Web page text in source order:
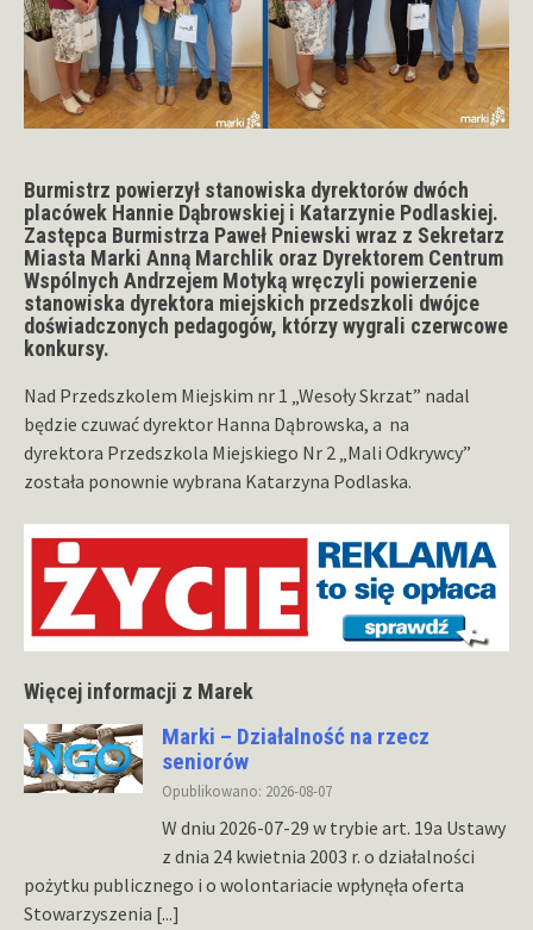
Burmistrz powierzył stanowiska dyrektorów dwóch
placówek Hannie Dąbrowskiej i Katarzynie Podlaskiej.
Zastępca Burmistrza Paweł Pniewski wraz z Sekretarz
Miasta Marki Anną Marchlik oraz Dyrektorem Centrum
Wspólnych Andrzejem Motyką wręczyli powierzenie
stanowiska dyrektora miejskich przedszkoli dwójce
doświadczonych pedagogów, którzy wygrali czerwcowe
konkursy.
Nad Przedszkolem Miejskim nr 1 „Wesoły Skrzat” nadal
będzie czuwać dyrektor Hanna Dąbrowska, a na
dyrektora Przedszkola Miejskiego Nr 2 „Mali Odkrywcy”
została ponownie wybrana Katarzyna Podlaska.
Więcej informacji z Marek
Marki – Działalność na rzecz
seniorów
Opublikowano: 2026-08-07
W dniu 2026-07-29 w trybie art. 19a Ustawy
z dnia 24 kwietnia 2003 r. o działalności
pożytku publicznego i o wolontariacie wpłynęła oferta
Stowarzyszenia [...]